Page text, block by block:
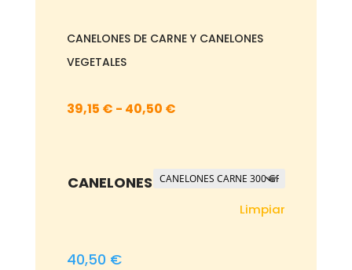
CANELONES DE CARNE Y CANELONES
VEGETALES
39,15 € - 40,50 €Rango
desde
CANELONES
Limpiar
40,50 €